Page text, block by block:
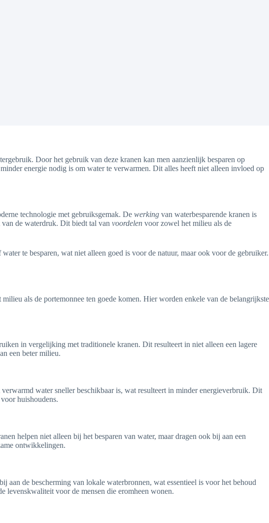
Door het gebruik van deze kranen kan men aanzienlijk besparen op
energie nodig is om water te verwarmen. Dit alles heeft niet alleen invloed op
technologie met gebruiksgemak. De werking van waterbesparende kranen is
van de waterdruk. Dit biedt tal van voordelen voor zowel het milieu als de
te besparen, wat niet alleen goed is voor de natuur, maar ook voor de gebruiker.
als de portemonnee ten goede komen. Hier worden enkele van de belangrijkste
in vergelijking met traditionele kranen. Dit resulteert in niet alleen een lagere
een beter milieu.
water sneller beschikbaar is, wat resulteert in minder energieverbruik. Dit
huishoudens.
helpen niet alleen bij het besparen van water, maar dragen ook bij aan een
ontwikkelingen.
de bescherming van lokale waterbronnen, wat essentieel is voor het behoud
levenskwaliteit voor de mensen die eromheen wonen.